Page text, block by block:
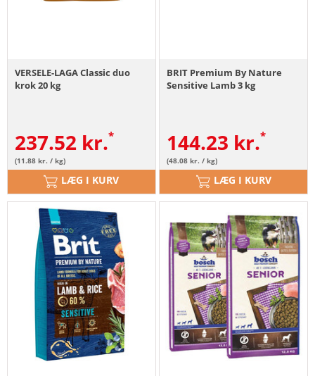
VERSELE-LAGA Classic duo
krok 20 kg
237.52 kr.
(11.88 kr. / kg)
LÆG I KURV
BRIT Premium By Nature
Sensitive Lamb 3 kg
144.23 kr.
(48.08 kr. / kg)
LÆG I KURV